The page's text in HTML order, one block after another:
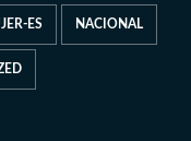
ES NACIONAL